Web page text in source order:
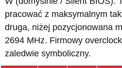
pracować z maksymalnym
druga, niżej pozycjonowana
2694 MHz. Firmowy
zaledwie symboliczny.